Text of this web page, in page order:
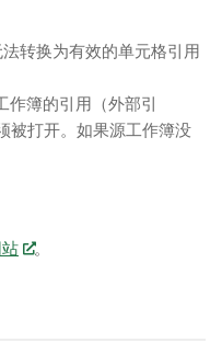
转换为有效的单元格引用
簿的引用（外部引
被打开。如果源工作簿没
。